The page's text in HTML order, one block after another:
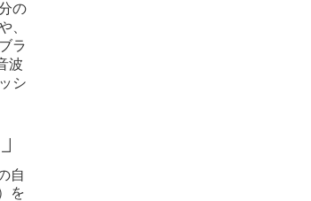
の
、
ラ
波
シ
自
を